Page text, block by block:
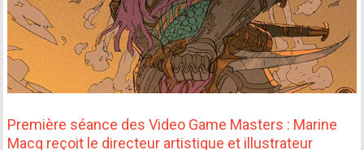
Première séance des Video Game Masters : Marine
Macq reçoit le directeur artistique et illustrateur